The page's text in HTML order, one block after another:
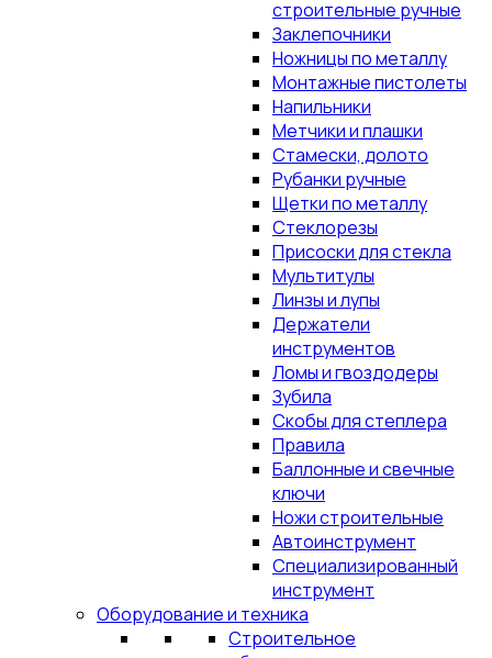
строительные ручные
Заклепочники
Ножницы по металлу
Монтажные пистолеты
Напильники
Метчики и плашки
Стамески, долото
Рубанки ручные
Щетки по металлу
Стеклорезы
Присоски для стекла
Мультитулы
Линзы и лупы
Держатели
инструментов
Ломы и гвоздодеры
Зубила
Скобы для степлера
Правила
Баллонные и свечные
ключи
Ножи строительные
Автоинструмент
Специализированный
инструмент
Оборудование и техника
Строительное